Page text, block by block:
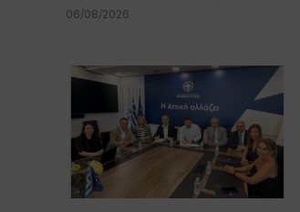
06/08/2026